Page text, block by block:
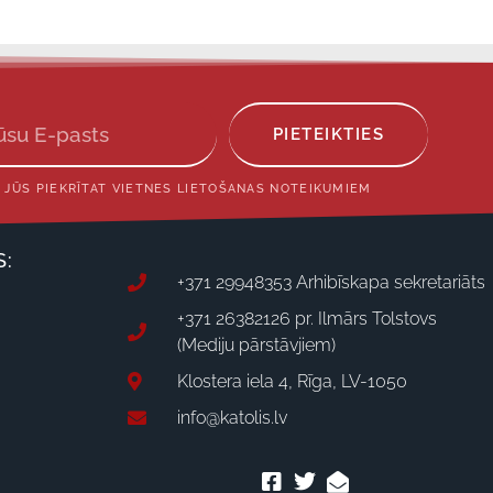
PIETEIKTIES
PIEKRĪTAT VIETNES LIETOŠANAS NOTEIKUMIEM
+371 29948353 Arhibīskapa sekretariāts
+371 26382126 pr. Ilmārs Tolstovs
(Mediju pārstāvjiem)
Klostera iela 4, Rīga, LV-1050
info@katolis.lv